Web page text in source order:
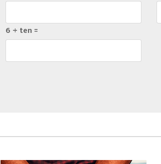
6 + ten =